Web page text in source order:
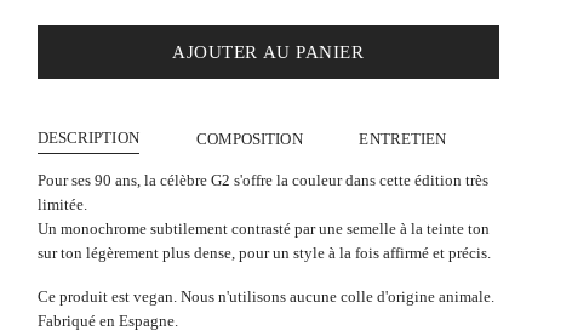
AJOUTER AU PANIER
DESCRIPTION COMPOSITION ENTRETIEN
Pour ses 90 ans, la célèbre G2 s'offre la couleur dans cette édition très
limitée.
Un monochrome subtilement contrasté par une semelle à la teinte ton
sur ton légèrement plus dense, pour un style à la fois affirmé et précis.
Ce produit est vegan. Nous n'utilisons aucune colle d'origine animale.
Fabriqué en Espagne.